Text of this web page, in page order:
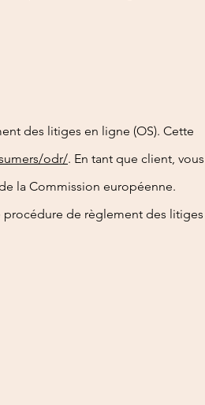
des litiges en ligne (OS). Cette
odr/. En tant que client, vous
la Commission européenne.
de règlement des litiges